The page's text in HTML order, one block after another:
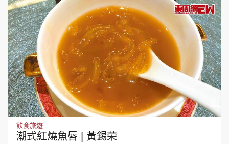
東周食玩通 會員活動
玄學靈異 東周專欄
集團旗下品牌
飲食旅遊
潮式紅燒魚唇 | 黃錫荣